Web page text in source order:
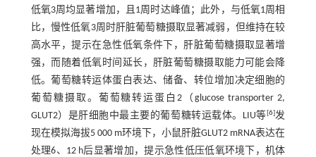
低氧3周均显著增加，且1周时达峰值；此外，与低氧1周相
比，慢性低氧3周时肝脏葡萄糖摄取显著减弱，但维持在较
高水平，提示在急性低氧条件下，肝脏葡萄糖摄取显著增
强，而随着低氧时间延长，肝脏葡萄糖摄取能力可能会降
低。葡萄糖转运体蛋白表达、储备、转位增加决定细胞的
葡萄糖摄取。葡萄糖转运蛋白2（glucose transporter 2,
GLUT2）是肝细胞中最主要的葡萄糖转运载体。LIU等[6]发
现在模拟海拔5 000 m环境下，小鼠肝脏GLUT2 mRNA表达在
处理6、12 h后显著增加，提示急性低压低氧环境下，机体